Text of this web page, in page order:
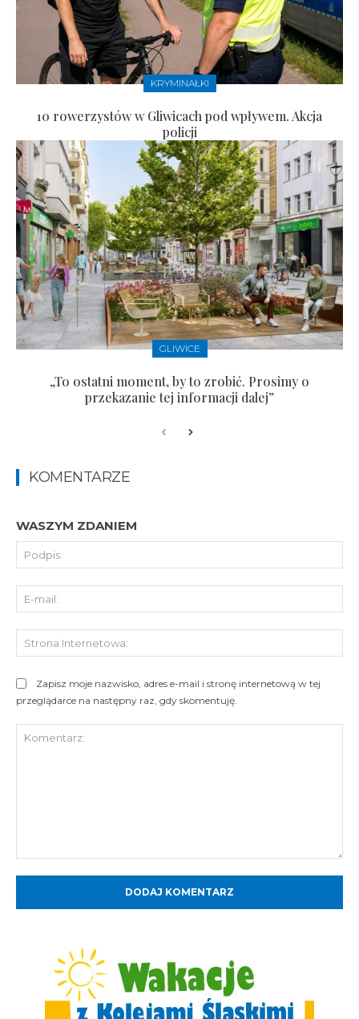
KRYMINAŁKI
10 rowerzystów w Gliwicach pod wpływem. Akcja
policji
GLIWICE
„To ostatni moment, by to zrobić. Prosimy o
przekazanie tej informacji dalej”
KOMENTARZE
WASZYM ZDANIEM
Zapisz moje nazwisko, adres e-mail i stronę internetową w tej
przeglądarce na następny raz, gdy skomentuję.